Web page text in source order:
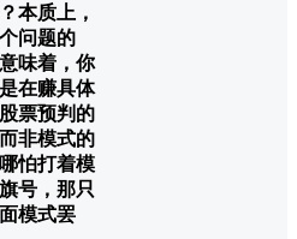
本质上，
问题的
味着，你
在赚具体
票预判的
非模式的
怕打着模
号，那只
模式罢